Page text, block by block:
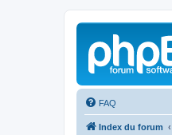
FAQ
Index du forum